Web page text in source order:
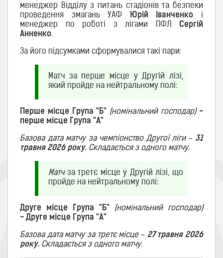
менеджер Відділу з питань стадіонів та безпеки
проведення змагань УАФ
Юрій Іванченко
менеджер по роботі з лігами ПФЛ Сергій
Анненко.
За його підсумками сформувалися такі пари:
Матч за перше місце у Другій лізі,
який пройде на нейтральному полі:
Перше місце Група "Б" (номінальний господар)-
перше місце Група "А"
Базова дата матчу за чемпіонство Другої ліги – 31
травня 2026 року. Складається з одного матчу.
Матчза третє місце у Другій лізі, що
пройде на нейтральному полі:
Друге місце Група "Б" (номінальний господар)
- Друге місце Група "А"
Базова дата матчу за третє місце – 27 травня 2026
року. Складається з одного матчу.